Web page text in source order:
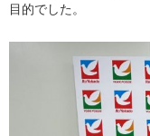
目的でした。